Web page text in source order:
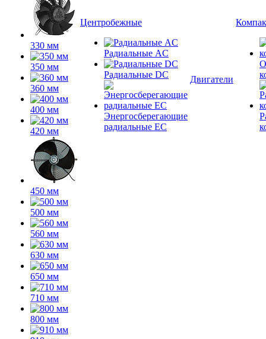
330 мм
350 мм
360 мм
400 мм
420 мм
450 мм
500 мм
560 мм
630 мм
650 мм
710 мм
800 мм
Центробежные
Радиальные AC
Радиальные DC
Энергосберегающие
радиальные EC
Двигатели